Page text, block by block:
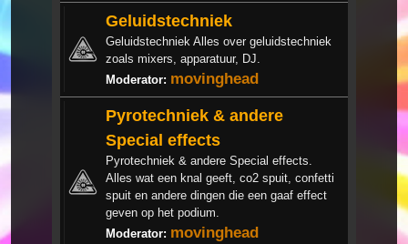
Geluidstechniek
Geluidstechniek Alles over geluidstechniek
zoals mixers, apparatuur, DJ.
Moderator: movinghead
Pyrotechniek & andere
Special effects
Pyrotechniek & andere Special effects.
Alles wat een knal geeft, co2 spuit, confetti
spuit en andere dingen die een gaaf effect
geven op het podium.
Moderator: movinghead